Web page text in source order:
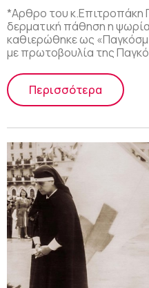
*Αρθρο του κ.Επιτροπάκη
δερματική πάθηση η
καθιερώθηκε ως
με πρωτοβουλία της
Περισσότερα